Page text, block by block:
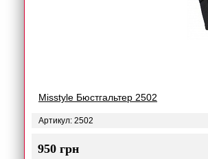
Misstyle Бюстгальтер 2502
Артикул: 2502
950 грн